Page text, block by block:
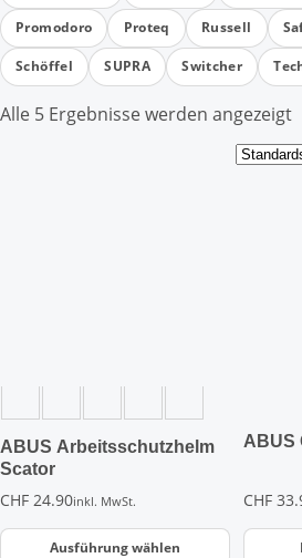
Promodoro Proteq Russell
Schöffel SUPRA Switcher
Alle 5 Ergebnisse werden angezeigt
ABUS Arbeitsschutzhelm
Scator
CHF 24.90inkl. MwSt.
Ausführung wählen
können
auf
der
Produktseite
gewählt
werden
ABUS
CHF